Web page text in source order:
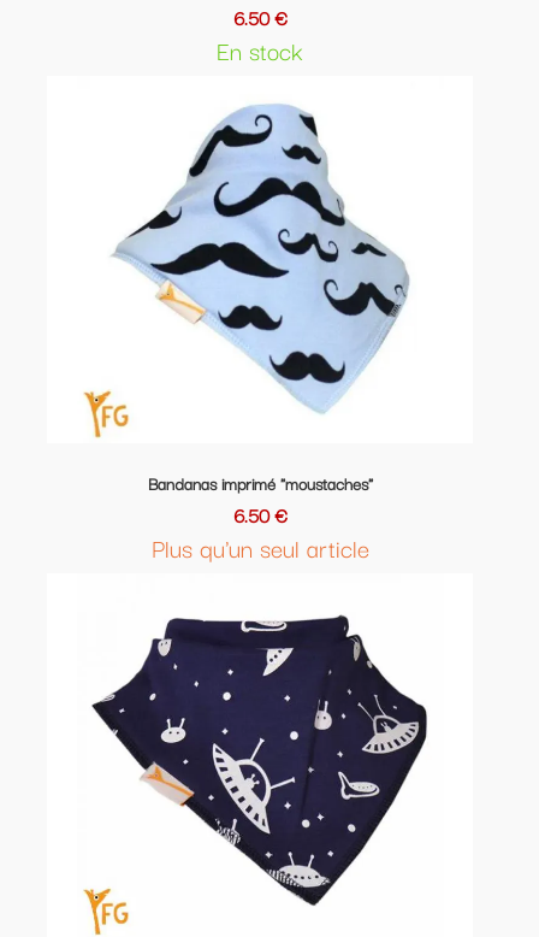
6.50 €
En stock
Bandanas imprimé "moustaches"
6.50 €
Plus qu'un seul article